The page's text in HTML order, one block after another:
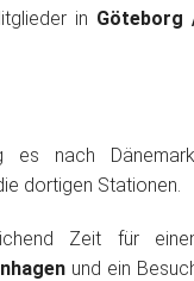
in Göteborg
es nach
dortigen Stationen.
Zeit für
und ein